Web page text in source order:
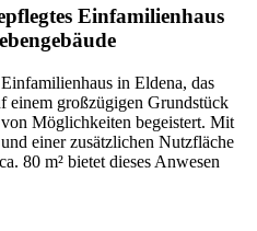
Einfamilienhaus
in Eldena, das
einem großzügigen Grundstück
Möglichkeiten begeistert. Mit
einer zusätzlichen Nutzfläche
80 m² bietet dieses Anwesen